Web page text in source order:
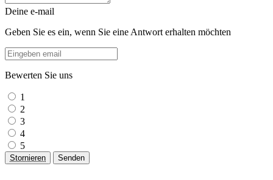
Deine e-mail
Geben Sie es ein, wenn Sie eine Antwort erhalten möchten
Bewerten Sie uns
1
2
3
4
5
Stornieren Senden